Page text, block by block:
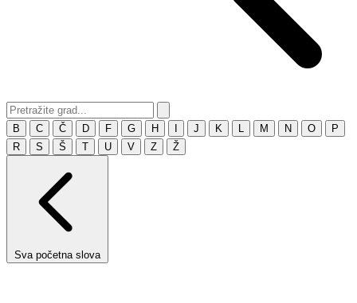
B C Č D F G H J K M N O
P
R
S Š T U V Z Ž
Sva početna slova